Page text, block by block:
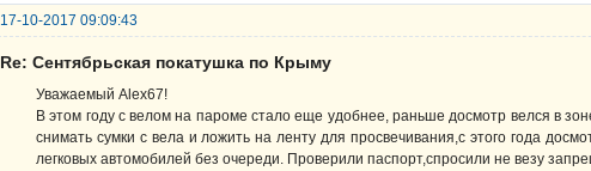
17-10-2017 09:09:43
Re: Сентябрьская покатушка по Крыму
Уважаемый Alex67!
В этом году с велом на пароме стало еще удобнее, раньше досмотр велся в
снимать сумки с вела и ложить на ленту для просвечивания,с этого года
легковых автомобилей без очереди. Проверили паспорт,спросили не везу